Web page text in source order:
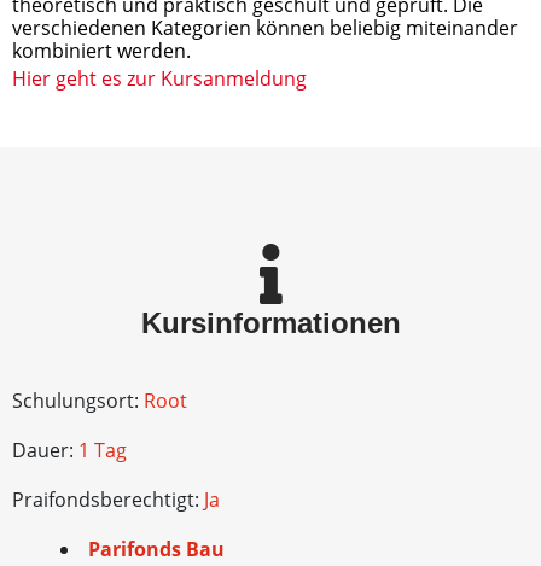
verschiedenen Kategorien können beliebig miteinander
kombiniert werden.
Hier geht es zur Kursanmeldung
Kursinformationen
Schulungsort: Root
Dauer: 1 Tag
Praifondsberechtigt: Ja
Parifonds Bau